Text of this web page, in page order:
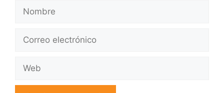
Nombre
Correo
Web